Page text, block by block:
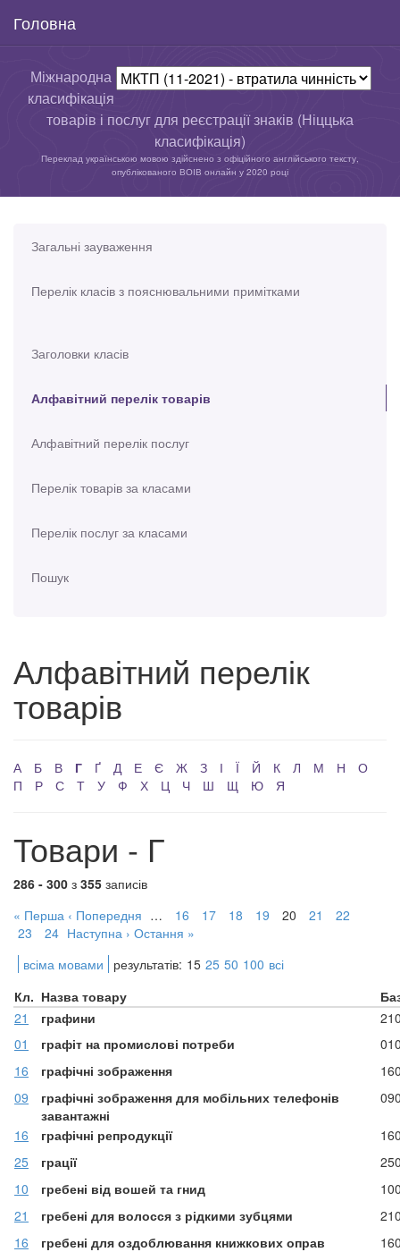
Головна
Міжнародна
класифікація
товарів і послуг для реєстрації знаків (Ніццька
класифікація)
Переклад українською мовою здійснено з офіційного англійського тексту,
опублікованого ВОІВ онлайн у 2020 році
Загальні зауваження
Перелік класів з пояснювальними примітками
Заголовки класів
Алфавітний перелік товарів
Алфавітний перелік послуг
Перелік товарів за класами
Перелік послуг за класами
Пошук
Алфавітний перелік
товарів
А Б В Г Ґ Д Е Є Ж З І Ї Й К Л М Н
О
П
Р С Т У Ф Х Ц Ч Ш Щ Ю Я
Товари - Г
286 - 300 з 355 записів
« Перша ‹ Попередня … 16 17 18 19 20 21
22
23
24 Наступна › Остання »
всіма мовами
результатів: 15 25 50 100 всі
Кл. Назва товару
21
графини
01
графіт на промислові потреби
16
графічні зображення
09
графічні зображення для мобільних телефонів
завантажні
16 графічні репродукції
25
грації
10
гребені від вошей та гнид
21
гребені для волосся з рідкими зубцями
16
гребені для оздоблювання книжкових оправ